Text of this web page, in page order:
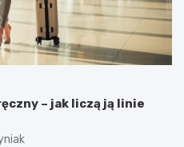
– jak liczą ją linie